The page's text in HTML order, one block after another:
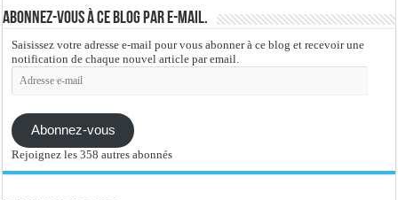
Abonnez-vous à ce blog par e-mail.
Saisissez votre adresse e-mail pour vous abonner à ce blog et recevoir une
notification de chaque nouvel article par email.
Adresse
e-
Abonnez-vous
Rejoignez les 358 autres abonnés